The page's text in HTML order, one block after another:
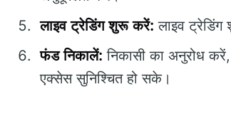
लाइव ट्रेडिंग शुरू करें: लाइव ट्रेडिंग
फंड निकालें: निकासी का अनुरोध
एक्सेस सुनिश्चित हो सके।